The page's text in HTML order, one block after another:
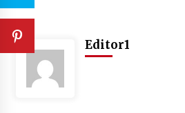
Editor1